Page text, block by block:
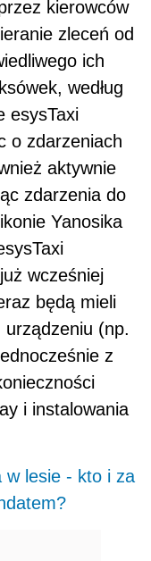
kierowców
zleceń od
ich
według
esysTaxi
o zdarzeniach
aktywnie
zdarzenia do
Yanosika
wcześniej
będą mieli
urządzeniu (np.
z
i instalowania
w lesie - kto i za